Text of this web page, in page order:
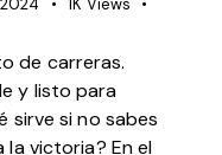
de carreras.
y listo para
sirve si no sabes
victoria? En el